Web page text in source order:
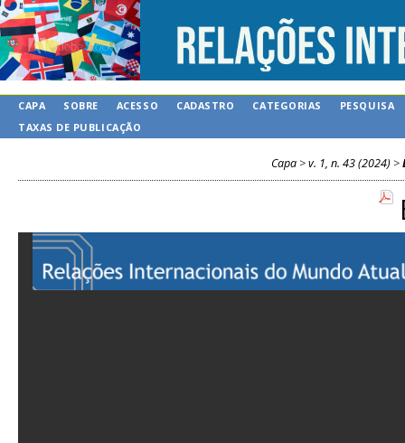
CAPA SOBRE ACESSO CADASTRO CATEGORIAS
PESQUISA
TAXAS DE PUBLICAÇÃO
Capa >v. 1, n. 43 (2024) >